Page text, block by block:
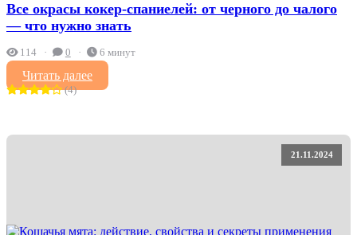
Все окрасы кокер-спаниелей: от черного до чалого
— что нужно знать
114 0 6 минут
Читать далее
(4)
21.11.2024